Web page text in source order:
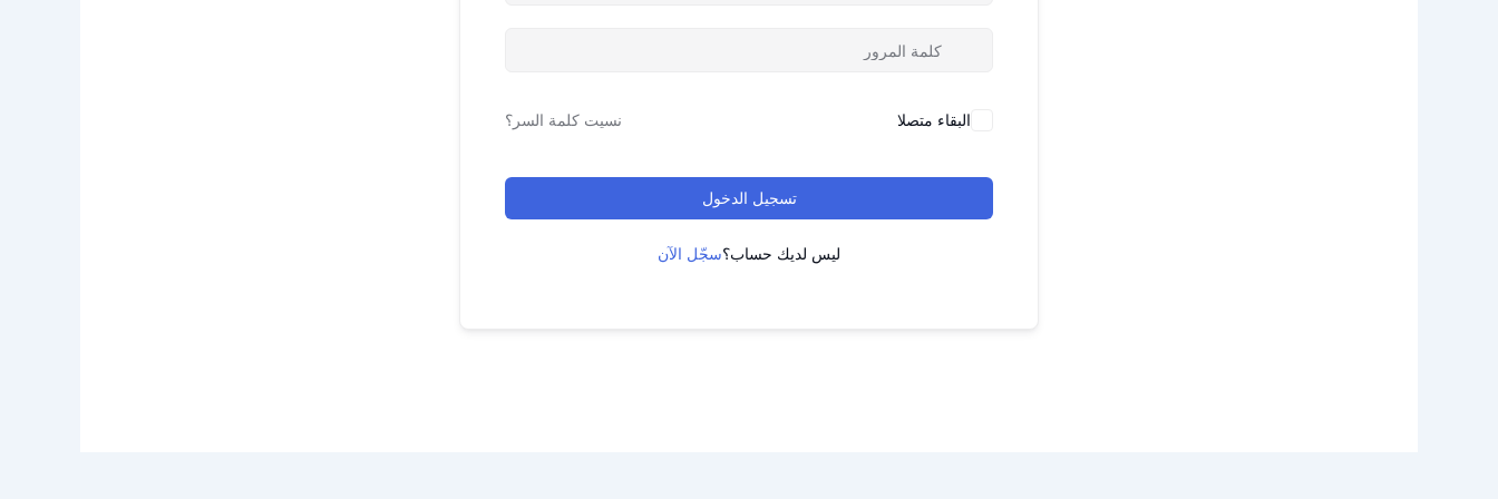
البقاء متصلا نسيت كلمة السر؟
تسجيل الدخول
ليس لديك حساب؟سجّل الآن